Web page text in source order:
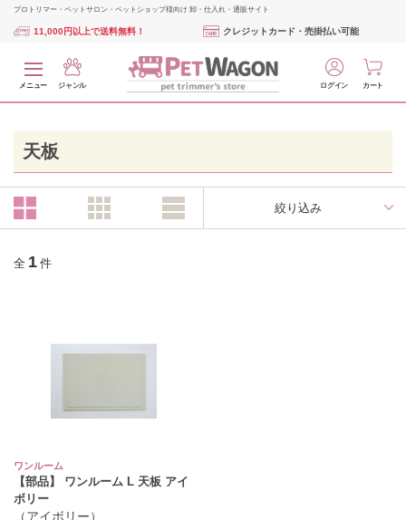
プロトリマー・ペットサロン・ペットショップ様向け 卸・仕入れ・通販サイト
11,000円以上で送料無料！ クレジットカード・売掛払い可能
メニュー ジャンル ログイン カート
天板
絞り込み
全 1 件
ワンルーム
【部品】 ワンルーム L 天板 アイ
ボリー
（アイボリー）